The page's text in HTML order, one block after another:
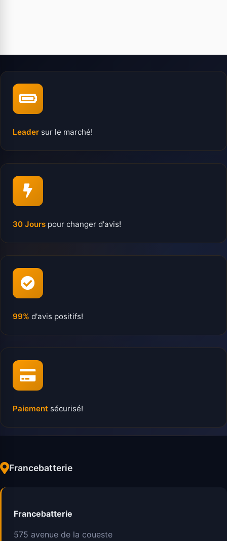
Leader sur le marché!
30 Jours pour changer d'avis!
99% d'avis positifs!
Paiement sécurisé!
Francebatterie
Francebatterie
575 avenue de la coueste